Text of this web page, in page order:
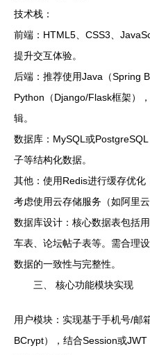
技术栈：
前端：HTML5、CSS3、
提升交互体验。
后端：推荐使用Java（Spring
Python（Django/Flask框架）
辑。
数据库：MySQL或
子等结构化数据。
其他：使用Redis进行缓存优
考虑使用云存储服务（如阿里
数据库设计：核心数据表包括
车表、论坛帖子表等。需合理
数据的一致性与完整性。
三、 核心功能模块实现
用户模块：实现基于手机号/邮
BCrypt），结合Session或